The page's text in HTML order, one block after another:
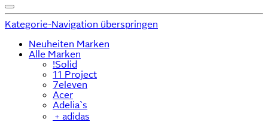
Kategorie-Navigation überspringen
Neuheiten Marken
Alle Marken
!Solid
11 Project
7eleven
Acer
Adelia`s
﹢ adidas